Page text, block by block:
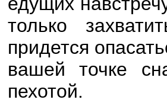
только
придется
вашей точке
пехотой.